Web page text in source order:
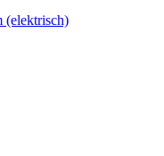
(elektrisch)